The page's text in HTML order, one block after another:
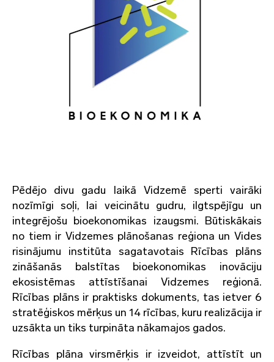
Pēdējo divu gadu laikā Vidzemē sperti vairāki
nozīmīgi soļi, lai veicinātu gudru, ilgtspējīgu un
integrējošu bioekonomikas izaugsmi. Būtiskākais
no tiem ir Vidzemes plānošanas reģiona un Vides
risinājumu institūta sagatavotais Rīcības plāns
zināšanās balstītas bioekonomikas inovāciju
ekosistēmas attīstīšanai Vidzemes reģionā.
Rīcības plāns ir praktisks dokuments, tas ietver 6
stratēģiskos mērķus un 14 rīcības, kuru realizācija ir
uzsākta un tiks turpināta nākamajos gados.
Rīcības plāna virsmērķis ir izveidot, attīstīt un